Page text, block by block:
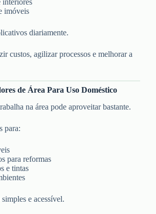
interiores
imóveis
diariamente.
custos, agilizar processos e melhorar a
de Área Para Uso Doméstico
na área pode aproveitar bastante.
para:
para reformas
e tintas
e acessível.